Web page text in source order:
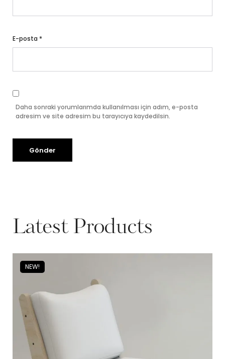
E-posta *
Daha sonraki yorumlarımda kullanılması için adım, e-posta
adresim ve site adresim bu tarayıcıya kaydedilsin.
Latest Products
NEW!